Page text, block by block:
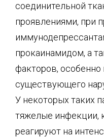
соединительной
проявлениями, при
прокаинамидом, а
факторов, особенно
существующего
У некоторых таких
тяжелые инфекции,
реагируют на